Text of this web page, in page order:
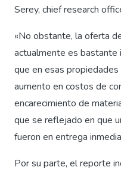
Serey, chief research
«No obstante, la oferta
actualmente es bastante
que en esas
aumento en costos de
encarecimiento de
que se reflejado en que
fueron en entrega
Por su parte, el reporte